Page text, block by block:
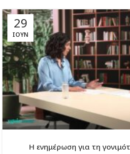
29
ΙΟΎΝ
Η ενημέρωση για τη